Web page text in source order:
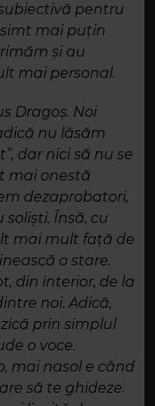
pentru
mai puțin
și au
mai personal.
Dragoș. Noi
nu lăsăm
dar nici să nu se
mai onestă
dezaprobatori,
Însă, cu
mai mult față de
o stare.
din interior, de la
noi. Adică,
prin simplul
o voce.
mai nasol e când
să te ghideze.